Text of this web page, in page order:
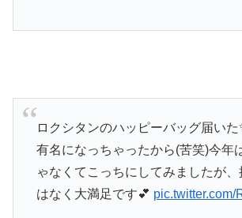
ロクシタンのハッピーバッグ届いた
有名になっちゃったから(苦笑)今年
ゃなくてこっちにしてみましたが、
はなく大満足です💕 pic.twitter.com/